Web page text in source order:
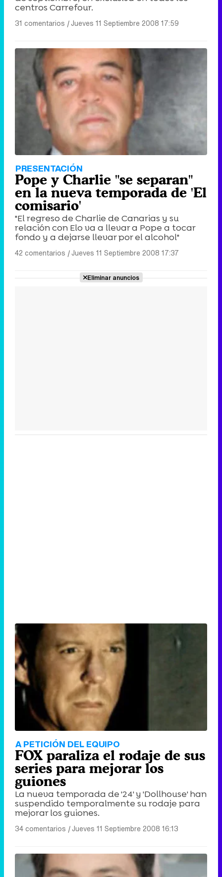
centros Carrefour.
31 comentarios |Jueves 11 Septiembre 2008 17:59
PRESENTACIÓN
Pope y Charlie "se separan"
en la nueva temporada de 'El
comisario'
"El regreso de Charlie de Canarias y su
relación con Elo va a llevar a Pope a tocar
fondo y a dejarse llevar por el alcohol"
42 comentarios |Jueves 11 Septiembre 2008 17:37
Eliminar anuncios
A PETICIÓN DEL EQUIPO
FOX paraliza el rodaje de sus
series para mejorar los
guiones
La nueva temporada de '24' y 'Dollhouse' han
suspendido temporalmente su rodaje para
mejorar los guiones.
34 comentarios |Jueves 11 Septiembre 2008 16:13